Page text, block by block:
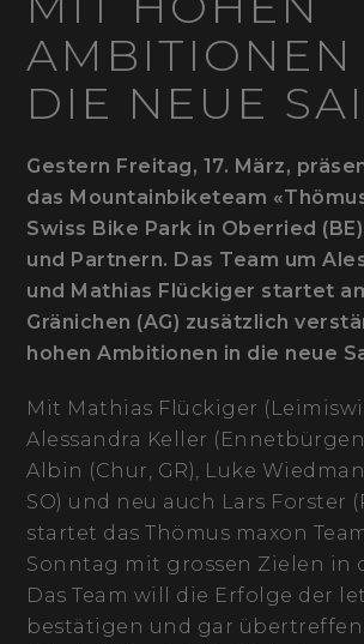
AMBITIONEN
DIE NEUE
Gestern Freitag, 17. März,
das Mountainbiketeam
Swiss Bike Park in Oberried
und Partnern. Das Team um
und Mathias Flückiger startet
Gränichen (AG) zusätzlich
hohen Ambitionen in die neue
Mit Mathias Flückiger
Alessandra Keller
Albin (Chur, GR), Luke
SO) und neu auch Lars Forster
startet das Thömus maxon
Sonntag mit grossen Zielen in
Das Team will die Erfolge der
bestätigen und gar